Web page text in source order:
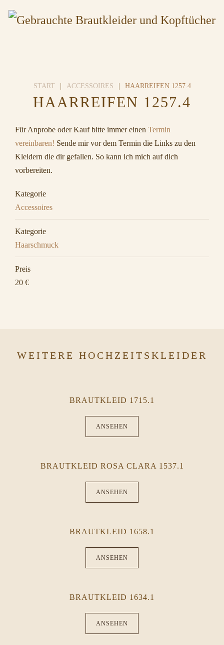
START ACCESSOIRES HAARREIFEN 1257.4
HAARREIFEN 1257.4
Für Anprobe oder Kauf bitte immer einen Termin
vereinbaren! Sende mir vor dem Termin die Links zu den
Kleidern die dir gefallen. So kann ich mich auf dich
vorbereiten.
Kategorie
Accessoires
Kategorie
Haarschmuck
Preis
20 €
WEITERE HOCHZEITSKLEIDER
BRAUTKLEID 1715.1
ANSEHEN
BRAUTKLEID ROSA CLARA 1537.1
ANSEHEN
BRAUTKLEID 1658.1
ANSEHEN
BRAUTKLEID 1634.1
ANSEHEN